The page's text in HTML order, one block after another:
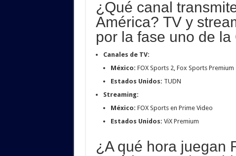
¿Qué canal
América? TV y
por la fase uno de
Canales de TV:
México: FOX Sports 2, Fox Sports Premium
Estados Unidos: TUDN
Streaming:
México: FOX Sports en Prime Video
Estados Unidos: ViX Premium
¿A qué hora juegan